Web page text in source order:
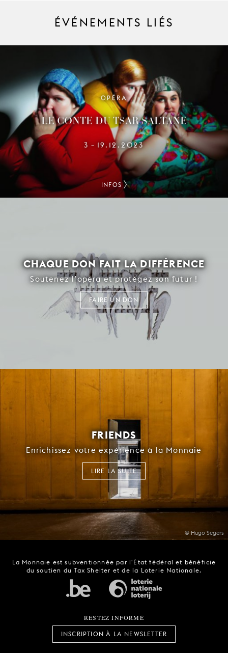
ÉVÉNEMENTS LIÉS
OPÉRA
LE CONTE DU TSAR SALTANE
3 – 19.12.2023
INFOS
CHAQUE DON FAIT LA DIFFÉRENCE
Soutenez l’opéra et protégez son futur !
FAIRE UN DON
© Hugo Segers
FRIENDS
Enrichissez votre expérience à la Monnaie
LIRE LA SUITE
La Monnaie est subventionnée par l'État fédéral et bénéficie
du soutien du Tax Shelter et de la Loterie Nationale.
RESTEZ INFORMÉ
INSCRIPTION À LA NEWSLETTER